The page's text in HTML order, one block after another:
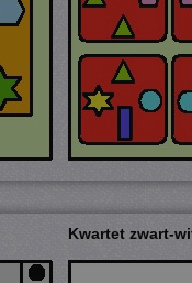
Kwartet zwart-